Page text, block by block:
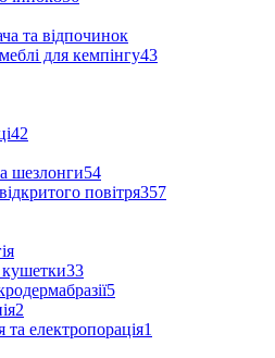
та відпочинок
для кемпінгу43
42
шезлонги54
повітря357
кушетки33
5
2
та електропорація1